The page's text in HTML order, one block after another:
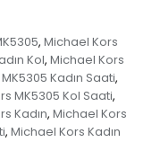
, Michael Kors
Kol, Michael Kors
Kadın Saati,
MK5305 Kol Saati,
Kadın, Michael Kors
, Michael Kors Kadın